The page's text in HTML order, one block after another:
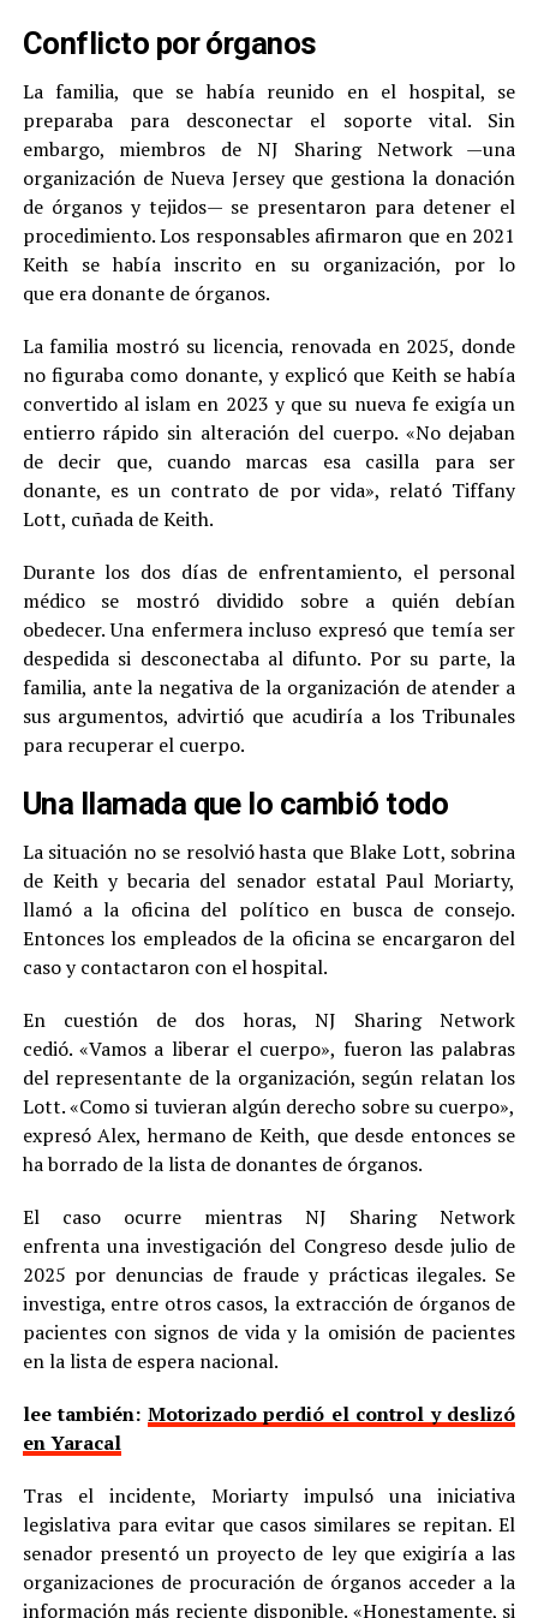
Conflicto por órganos
La familia, que se había reunido en el hospital, se
preparaba para desconectar el soporte vital. Sin
embargo, miembros de NJ Sharing Network —una
organización de Nueva Jersey que gestiona la donación
de órganos y tejidos— se presentaron para detener el
procedimiento. Los responsables afirmaron que en 2021
Keith se había inscrito en su organización, por lo
que era donante de órganos.
La familia mostró su licencia, renovada en 2025, donde
no figuraba como donante, y explicó que Keith se había
convertido al islam en 2023 y que su nueva fe exigía un
entierro rápido sin alteración del cuerpo. «No dejaban
de decir que, cuando marcas esa casilla para ser
donante, es un contrato de por vida», relató Tiffany
Lott, cuñada de Keith.
Durante los dos días de enfrentamiento, el personal
médico se mostró dividido sobre a quién debían
obedecer. Una enfermera incluso expresó que temía ser
despedida si desconectaba al difunto. Por su parte, la
familia, ante la negativa de la organización de atender a
sus argumentos, advirtió que acudiría a los Tribunales
para recuperar el cuerpo.
Una llamada que lo cambió todo
La situación no se resolvió hasta que Blake Lott, sobrina
de Keith y becaria del senador estatal Paul Moriarty,
llamó a la oficina del político en busca de consejo.
Entonces los empleados de la oficina se encargaron del
caso y contactaron con el hospital.
En cuestión de dos horas, NJ Sharing Network
cedió. «Vamos a liberar el cuerpo», fueron las palabras
del representante de la organización, según relatan los
Lott. «Como si tuvieran algún derecho sobre su cuerpo»,
expresó Alex, hermano de Keith, que desde entonces se
ha borrado de la lista de donantes de órganos.
El caso ocurre mientras NJ Sharing Network
enfrenta una investigación del Congreso desde julio de
2025 por denuncias de fraude y prácticas ilegales. Se
investiga, entre otros casos, la extracción de órganos de
pacientes con signos de vida y la omisión de pacientes
en la lista de espera nacional.
lee también: Motorizado perdió el control y deslizó
en Yaracal
Tras el incidente, Moriarty impulsó una iniciativa
legislativa para evitar que casos similares se repitan. El
senador presentó un proyecto de ley que exigiría a las
organizaciones de procuración de órganos acceder a la
información más reciente disponible. «Honestamente, si